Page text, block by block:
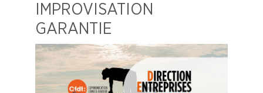
IMPROVISATION
GARANTIE